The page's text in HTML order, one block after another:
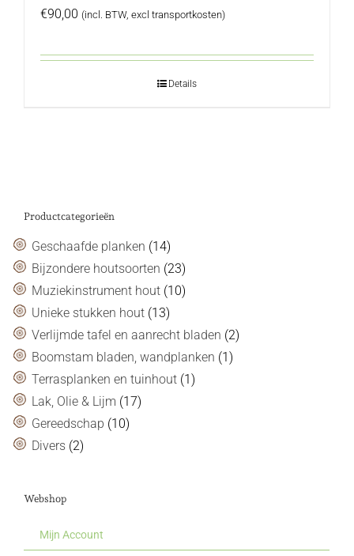
€90,00 (incl. BTW, excl transportkosten)
Details
Productcategorieën
Geschaafde planken (14)
Bijzondere houtsoorten (23)
Muziekinstrument hout (10)
Unieke stukken hout (13)
Verlijmde tafel en aanrecht bladen (2)
Boomstam bladen, wandplanken (1)
Terrasplanken en tuinhout (1)
Lak, Olie & Lijm (17)
Gereedschap (10)
Divers (2)
Webshop
Mijn Account